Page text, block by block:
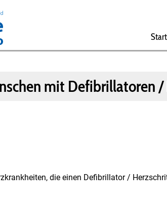
mit Defibrillatoren
die einen Defibrillator /